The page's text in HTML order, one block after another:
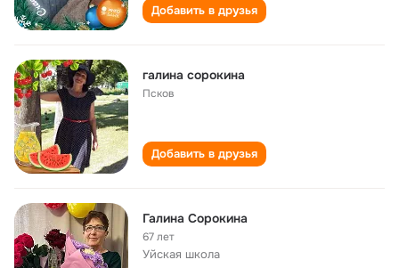
Добавить в друзья
галина сорокина
Псков
Добавить в друзья
Галина Сорокина
67 лет
Уйская школа